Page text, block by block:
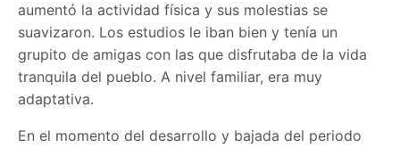
aumentó la actividad física y sus molestias se
suavizaron. Los estudios le iban bien y tenía un
grupito de amigas con las que disfrutaba de la vida
tranquila del pueblo. A nivel familiar, era muy
adaptativa.
En el momento del desarrollo y bajada del periodo